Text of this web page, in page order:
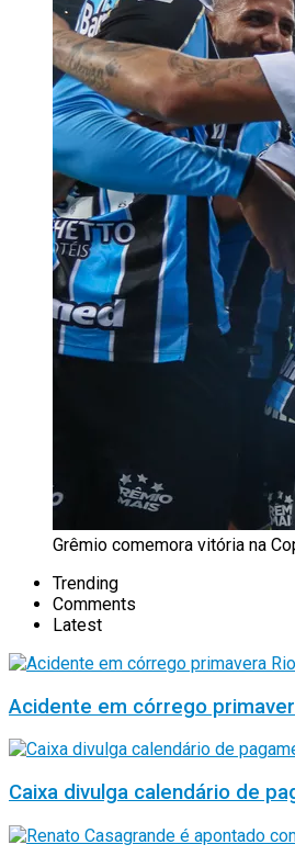
Grêmio comemora vitória na
Trending
Comments
Latest
Acidente em córrego
Caixa divulga calendário de